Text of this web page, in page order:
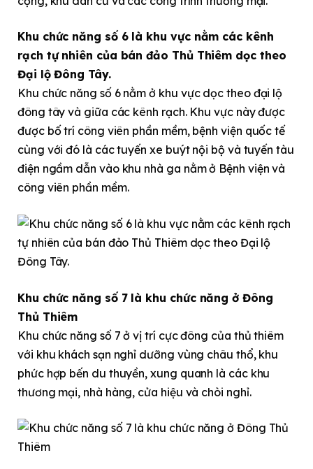
Khu chức năng số 6 là khu vực nằm các kênh
rạch tự nhiên của bán đảo Thủ Thiêm dọc theo
Đại lộ Đông Tây.
Khu chức năng số 6 nằm ở khu vực dọc theo đại lộ
đông tây và giữa các kênh rạch. Khu vực này được
được bố trí công viên phần mềm, bệnh viện quốc tế
cùng với đó là các tuyến xe buýt nội bộ và tuyến tàu
điện ngầm dẫn vào khu nhà ga nằm ở Bệnh viện và
công viên phần mềm.
Khu chức năng số 7 là khu chức năng ở Đông
Thủ Thiêm
Khu chức năng số 7 ở vị trí cực đông của thủ thiêm
với khu khách sạn nghỉ dưỡng vùng châu thổ, khu
phức hợp bến du thuyền, xung quanh là các khu
thương mại, nhà hàng, cửa hiệu và chòi nghỉ.